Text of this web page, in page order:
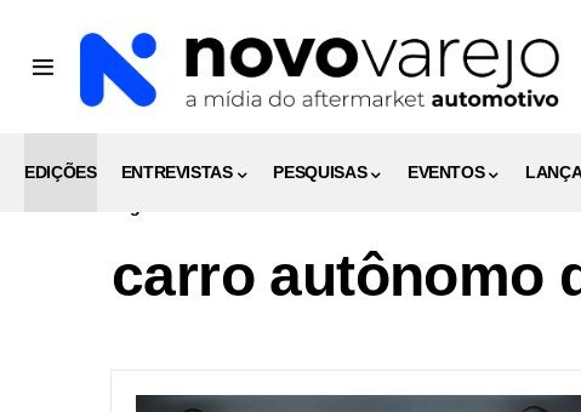
EDIÇÕES ENTREVISTAS PESQUISAS EVENTOS
carro autônomo